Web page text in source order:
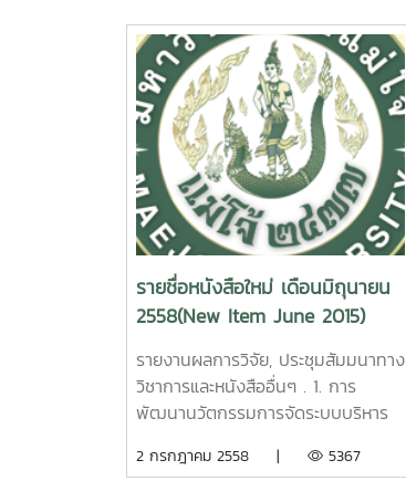
155 หน้า. เลขเรียกหนังสือ 2558 /
ช38. 09 Classification of Longan
Germplasm and Breeding
Program.Chantana Wicharatana
Maejo University. 2015. 2.
อิทธิพลของต้นตอลำไยต่อการเจริญ
เติบโตทนแล้งและทนโรคของลำไยพันธุ์
ดอ. นพพร บุญปลอด รายงานผลการ
วิจัยมหาวิทยาลัยแม่โจ้44หน้า.เลขเรียก
หนังสือ 2558 /ช38. 10 The
Influence of Rootstocks on
Growth, Longan Decline, and
Drought of Longan CV. ‘Dew’.
Nopporn Boonplod Maejo
University. 2015.
รายชื่อหนังสือใหม่ เดือนมิถุนายน
2558(New Item June 2015)
รายงานผลการวิจัย, ประชุมสัมมนาทาง
วิชาการและหนังสืออื่นๆ . 1. การ
พัฒนานวัตกรรมการจัดระบบบริหาร
เหนือตอนบน วราภรณ์ ดวงแสง
2 กรกฎาคม 2558 | 5367